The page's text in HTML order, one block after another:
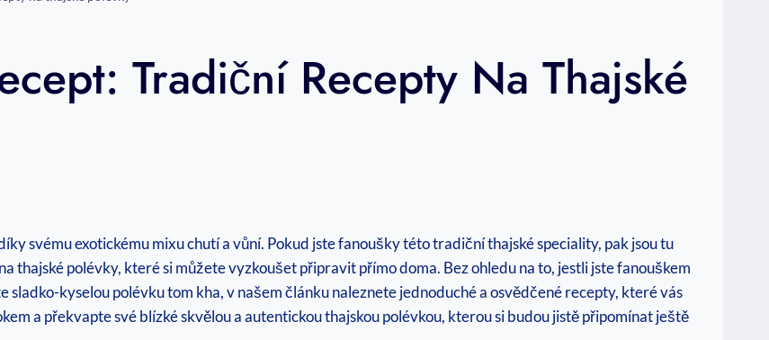
Tradiční Recepty Na Thajské
svému exotickému mixu chutí a vůní. Pokud jste fanoušky této tradiční thajské speciality, pak jsou tu
thajské polévky, které si můžete vyzkoušet připravit přímo doma. Bez ohledu na to, jestli jste fanouškem
kyselou polévku tom kha, v našem článku naleznete jednoduché a osvědčené recepty, které vás
a překvapte své blízké skvělou a autentickou thajskou polévkou, kterou si budou jistě připomínat ještě